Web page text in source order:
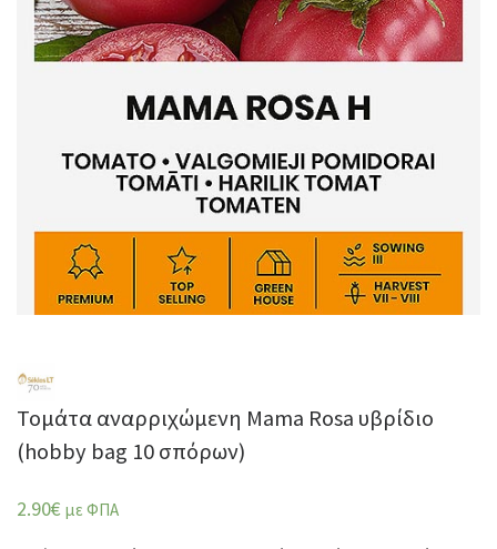
Τομάτα αναρριχώμενη Mama Rosa υβρίδιο
(hobby bag 10 σπόρων)
2.90€ με ΦΠΑ